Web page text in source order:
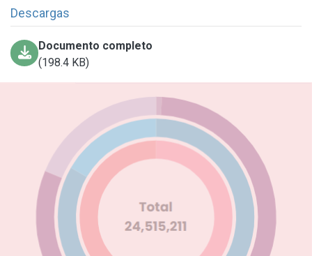
Descargas
Documento completo
(198.4 KB)